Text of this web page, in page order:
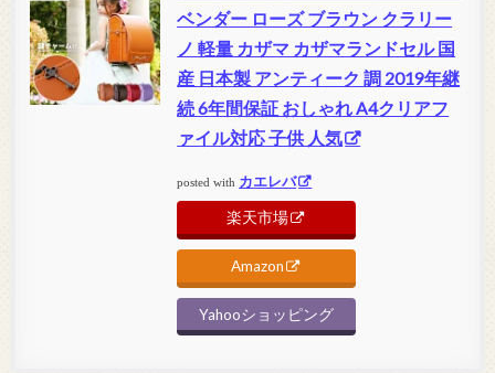
ベンダー ローズ ブラウン クラリー
ノ 軽量 カザマ カザマランドセル 国
産 日本製 アンティーク 調 2019年継
続 6年間保証 おしゃれ A4クリアフ
ァイル対応 子供 人気
posted with カエレバ
楽天市場
Amazon
Yahooショッピング